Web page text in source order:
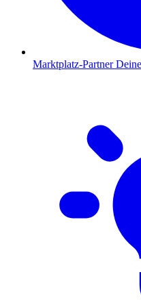
Marktplatz-Partner